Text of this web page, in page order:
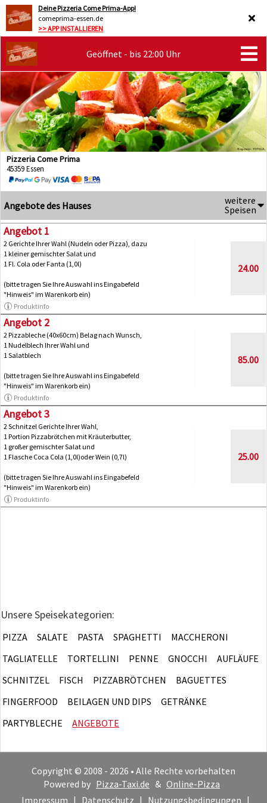
Deine Pizzeria Come Prima-App!
comeprima-essen.de
>> APP INSTALLIEREN
Geöffnet - bis 22:00 Uhr
Pizzeria Come Prima
45359 Essen
Angebote des Hauses
weitere
Speisen
Angebot 1
2 Gerichte Ihrer Wahl (Nudeln oder Pizza), dazu
1 kleiner gemischter Salat und
1 Fl. Cola oder Fanta (1,0l)
(bitte tragen Sie Ihre Auswahl ins Eingabefeld
"Hinweis" im Warenkorb ein)
Produktinfo
24.00
Angebot 2
2 Pizzableche (40x60cm) Belag nach Wunsch,
1 Nudelblech Ihrer Wahl und
1 Salatblech
(bitte tragen Sie Ihre Auswahl ins Eingabefeld
"Hinweis" im Warenkorb ein)
Produktinfo
85.00
Angebot 3
2 Schnitzel Gerichte Ihrer Wahl,
1 Portion Pizzabrötchen mit Kräuterbutter,
1 großer gemischter Salat und
1 Flasche Coca Cola (1,0l)oder Wein (0,7l)
(bitte tragen Sie Ihre Auswahl ins Eingabefeld
"Hinweis" im Warenkorb ein)
Produktinfo
25.00
Unsere Speisekategorien:
PIZZA SALATE PASTA SPAGHETTI
MACCHERONI
TAGLIATELLE
TORTELLINI PENNE GNOCCHI
AUFLÄUFE
SCHNITZEL
FISCH PIZZABRÖTCHEN
BAGUETTES
FINGERFOOD
BEILAGEN UND DIPS
GETRÄNKE
PARTYBLECHE
ANGEBOTE
Copyright © 2008 - 2026 • Alle Rechte vorbehalten
Powered by Pizza-Taxi.de & Online-Pizza
Impressum | Datenschutz | Nutzungsbedingungen |